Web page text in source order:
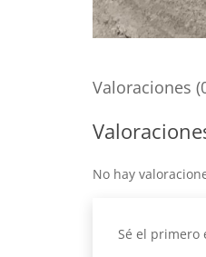
Valoraciones
No hay
Sé el primero